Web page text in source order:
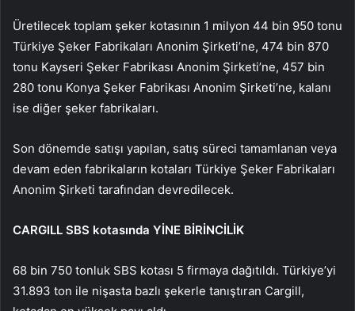
Üretilecek toplam şeker kotasının 1 milyon 44 bin 950 tonu
Türkiye Şeker Fabrikaları Anonim Şirketi’ne, 474 bin 870
tonu Kayseri Şeker Fabrikası Anonim Şirketi’ne, 457 bin
280 tonu Konya Şeker Fabrikası Anonim Şirketi’ne, kalanı
ise diğer şeker fabrikaları.
Son dönemde satışı yapılan, satış süreci tamamlanan veya
devam eden fabrikaların kotaları Türkiye Şeker Fabrikaları
Anonim Şirketi tarafından devredilecek.
CARGILL SBS kotasında YİNE BİRİNCİLİK
68 bin 750 tonluk SBS kotası 5 firmaya dağıtıldı. Türkiye’yi
31.893 ton ile nişasta bazlı şekerle tanıştıran Cargill,